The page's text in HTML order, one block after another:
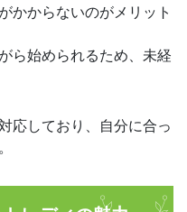
かからないのがメリット
ら始められるため、未経
応しており、自分に合っ